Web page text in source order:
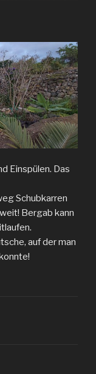
Einspülen. Das
Schubkarren
Bergab kann
auf der man